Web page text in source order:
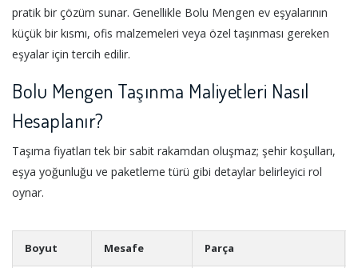
pratik bir çözüm sunar. Genellikle Bolu Mengen ev eşyalarının
küçük bir kısmı, ofis malzemeleri veya özel taşınması gereken
eşyalar için tercih edilir.
Bolu Mengen Taşınma Maliyetleri Nasıl
Hesaplanır?
Taşıma fiyatları tek bir sabit rakamdan oluşmaz; şehir koşulları,
eşya yoğunluğu ve paketleme türü gibi detaylar belirleyici rol
oynar.
Boyut Mesafe Parça